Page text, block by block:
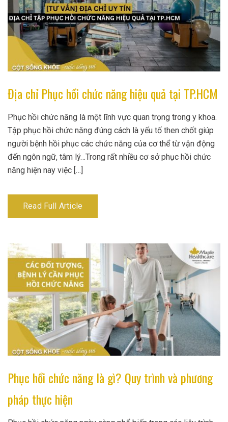
Địa chỉ Phục hồi chức năng hiệu quả tại TP.HCM
Phục hồi chức năng là một lĩnh vực quan trọng trong y khoa.
Tập phục hồi chức năng đúng cách là yếu tố then chốt giúp
người bệnh hồi phục các chức năng của cơ thể từ vận động
đến ngôn ngữ, tâm lý…Trong rất nhiều cơ sở phục hồi chức
năng hiện nay việc […]
Read Full Article
Phục hồi chức năng là gì? Quy trình và phương
pháp thực hiện